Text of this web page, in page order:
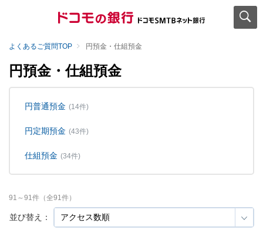
よくあるご質問TOP 円預金・仕組預金
円預金・仕組預金
円普通預金 (14件)
円定期預金 (43件)
仕組預金 (34件)
並び替え：
91 ～91件（全91件）